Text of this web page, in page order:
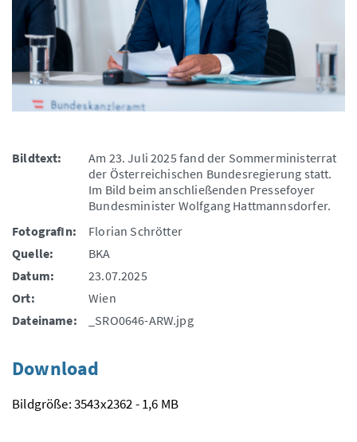
Bildtext:
Am 23. Juli 2025 fand der Sommerministerrat
der Österreichischen Bundesregierung statt.
Im Bild beim anschließenden Pressefoyer
Bundesminister Wolfgang Hattmannsdorfer.
FotografIn:
Florian Schrötter
Quelle:
BKA
Datum:
23.07.2025
Ort:
Wien
Dateiname:
_SRO0646-ARW.jpg
Download
Bildgröße: 3543x2362 - 1,6 MB